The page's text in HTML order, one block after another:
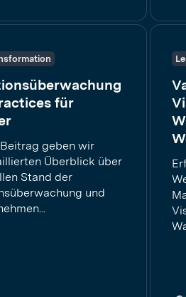
für
geben wir
Überblick über
Stand der
und